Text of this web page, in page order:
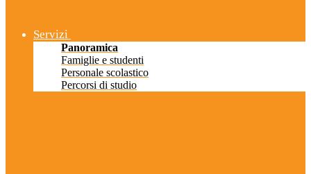
Servizi
Panoramica
Famiglie e studenti
Personale scolastico
Percorsi di studio